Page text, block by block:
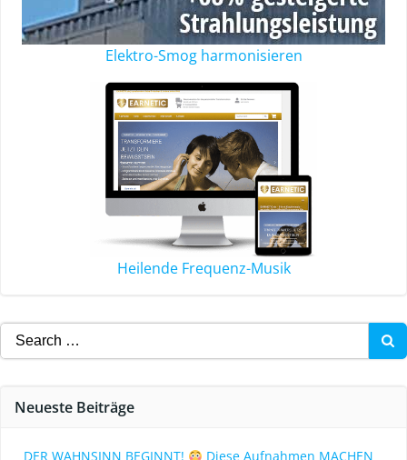
Elektro-Smog harmonisieren
Heilende Frequenz-Musik
Neueste Beiträge
DER WAHNSINN BEGINNT! Diese Aufnahmen MACHEN